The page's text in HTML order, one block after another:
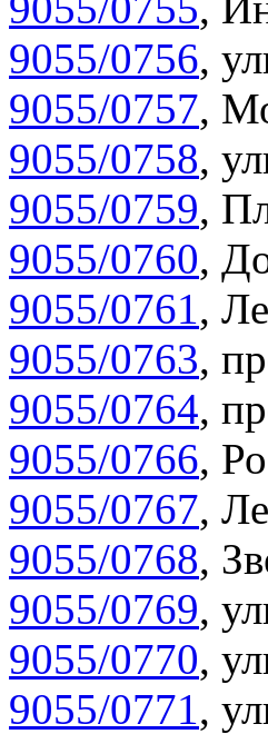
9055/0756,
9055/0757,
9055/0758,
9055/0759,
9055/0760,
9055/0761,
9055/0763,
9055/0764,
9055/0766,
9055/0767,
9055/0768,
9055/0769,
9055/0770,
9055/0771,